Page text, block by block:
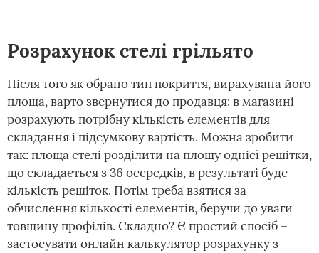
Розрахунок стелі грільято
Після того як обрано тип покриття, вирахувана його
площа, варто звернутися до продавця: в магазині
розрахують потрібну кількість елементів для
складання і підсумкову вартість. Можна зробити
так: площа стелі розділити на площу однієї решітки,
що складається з 36 осередків, в результаті буде
кількість решіток. Потім треба взятися за
обчислення кількості елементів, беручи до уваги
товщину профілів. Складно? Є простий спосіб –
застосувати онлайн калькулятор розрахунку з